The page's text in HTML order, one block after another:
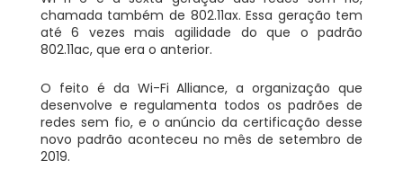
chamada também de 802.11ax. Essa geração tem
até 6 vezes mais agilidade do que o padrão
802.11ac, que era o anterior.
O feito é da Wi-Fi Alliance, a organização que
desenvolve e regulamenta todos os padrões de
redes sem fio, e o anúncio da certificação desse
novo padrão aconteceu no mês de setembro de
2019.